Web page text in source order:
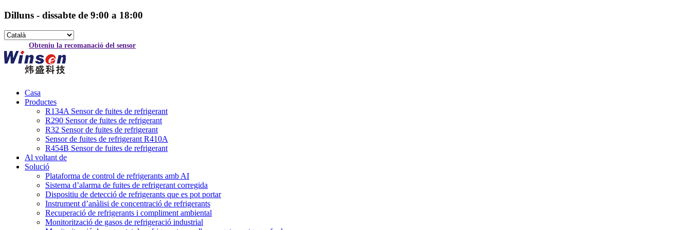
Dilluns - dissabte de 9:00 a 18:00
Obteniu la recomanació del sensor
Casa
Productes
R134A Sensor de fuites de refrigerant
R290 Sensor de fuites de refrigerant
R32 Sensor de fuites de refrigerant
Sensor de fuites de refrigerant R410A
R454B Sensor de fuites de refrigerant
Al voltant de
Solució
Plataforma de control de refrigerants amb AI
Sistema d’alarma de fuites de refrigerant corregida
Dispositiu de detecció de refrigerants que es pot portar
Instrument d’anàlisi de concentració de refrigerants
Recuperació de refrigerants i compliment ambiental
Monitorització de gasos de refrigeració industrial